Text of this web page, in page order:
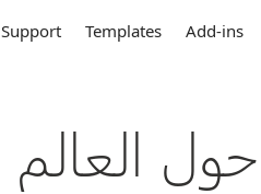
Add-ins
Templates
Support